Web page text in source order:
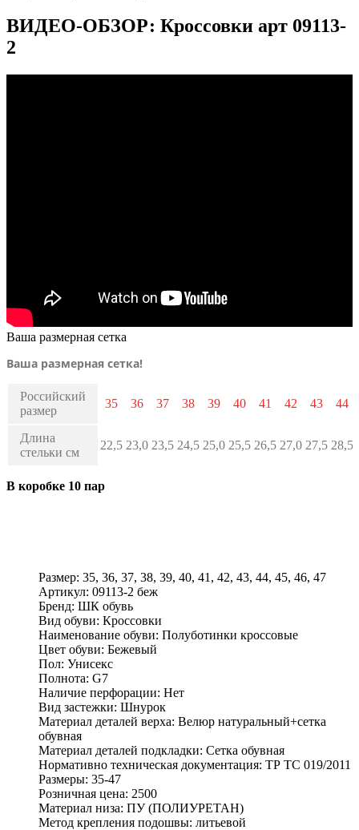
ВИДЕО-ОБЗОР: Кроссовки арт 09113-
2
Ваша размерная сетка
Ваша размерная сетка!
Российский
размер
35 36 37 38 39 40 41 42 43 44
Длина
стельки см
22,5 23,0 23,5 24,5 25,0 25,5 26,5 27,0 27,5 28,5
В коробке 10 пар
Размер: 35, 36, 37, 38, 39, 40, 41, 42, 43, 44, 45, 46, 47
Артикул: 09113-2 беж
Бренд: ШК обувь
Вид обуви: Кроссовки
Наименование обуви: Полуботинки кроссовые
Цвет обуви: Бежевый
Пол: Унисекс
Полнота: G7
Наличие перфорации: Нет
Вид застежки: Шнурок
Материал деталей верха: Велюр натуральный+сетка
обувная
Материал деталей подкладки: Сетка обувная
Нормативно техническая документация: ТР ТС 019/2011
Размеры: 35-47
Розничная цена: 2500
Материал низа: ПУ (ПОЛИУРЕТАН)
Метод крепления подошвы: литьевой